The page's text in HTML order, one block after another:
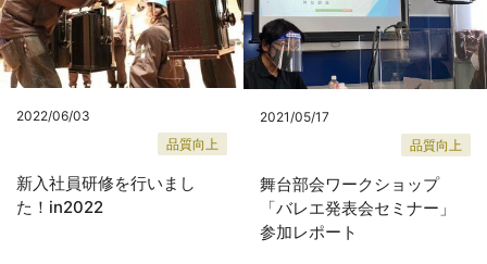
2022/06/03
品質向上
新入社員研修を行いまし
た！in2022
2021/05/17
品質向上
舞台部会ワークショップ
「バレエ発表会セミナー」
参加レポート